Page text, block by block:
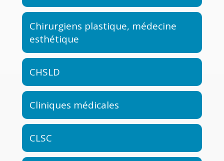
Chirurgiens plastique, médecine
esthétique
CHSLD
Cliniques médicales
CLSC